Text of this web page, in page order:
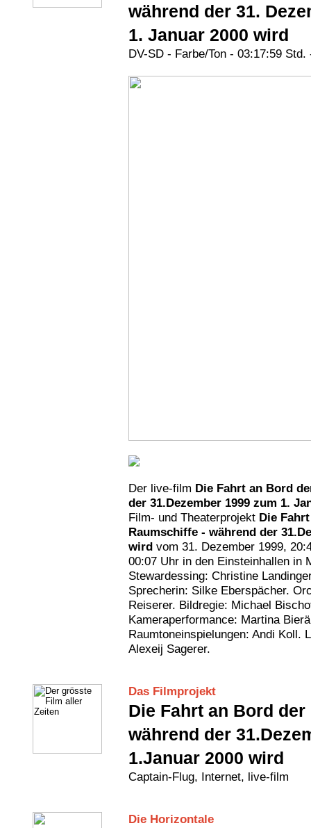
während der 31.
1. Januar 2000 wird
DV-SD - Farbe/Ton - 03:17:59
Der live-film Die Fahrt an Bord
der 31.Dezember 1999 zum 1.
Film- und Theaterprojekt Die
Raumschiffe - während der
wird vom 31. Dezember 1999,
00:07 Uhr in den Einsteinhallen in
Stewardessing: Christine
Sprecherin: Silke Eberspächer.
Reiserer. Bildregie: Michael
Kameraperformance: Martina
Raumtoneinspielungen: Andi Koll.
Alexeij Sagerer.
Das Filmprojekt
Die Fahrt an Bord
während der
1.Januar 2000 wird
Captain-Flug, Internet, live-film
Die Horizontale